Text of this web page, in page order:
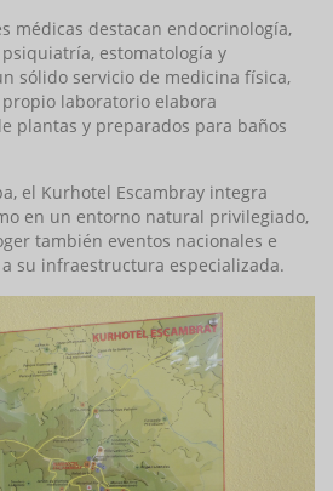
médicas destacan endocrinología,
estomatología y
sólido servicio de medicina física,
laboratorio elabora
plantas y preparados para baños
el Kurhotel Escambray integra
en un entorno natural privilegiado,
también eventos nacionales e
su infraestructura especializada.